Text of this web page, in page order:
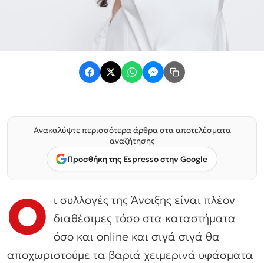
Ανακαλύψτε περισσότερα άρθρα στα αποτελέσματα
αναζήτησης
Προσθήκη της Espresso στην Google
Ο ι συλλογές της Άνοιξης είναι πλέον
διαθέσιμες τόσο στα καταστήματα
όσο και online και σιγά σιγά θα
αποχωριστούμε τα βαριά χειμερινά υφάσματα